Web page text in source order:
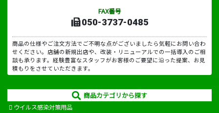
FAX番号
050-3737-0485
商品の仕様やご注文方法でご不明な点がございましたら気軽にお問い合わ
せください。店舗の新規出店や、改装・リニューアルでの一括導入のご相
談も承ります。経験豊富なスタッフがお客様のご要望に沿った提案、お見
積もりをさせていただきます。
商品カテゴリから探す
ウイルス感染対策用品